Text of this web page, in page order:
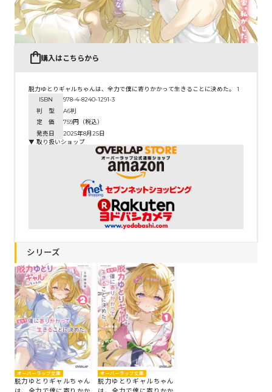
購入はこちらから
脱力ゆとりギャルちゃんは、全力で僕に寄りかかって生きることに決めた。 1
ISBN
978-4-8240-1291-3
判 型
A6判
定 価
759円（税込）
発売日
2025年8月25日
▼ 取り扱いショップ
シリーズ
オーバーラップ文庫
脱力ゆとりギャルちゃん
オーバーラップ文庫
脱力ゆとりギャルちゃん